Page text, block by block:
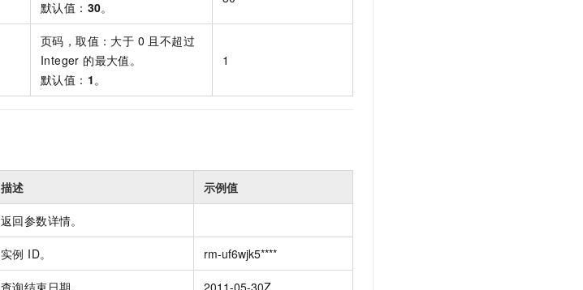
默认值： 30。
页码，取值：大于 0 且不超过
Integer 的最大值。
默认值： 1 。
1
描述 示例值
返回参数详情。
实例 ID。 rm-uf6wjk5****